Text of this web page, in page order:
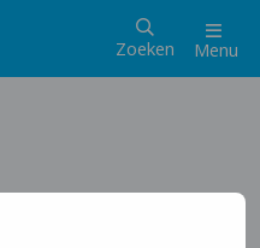
Zoeken Menu